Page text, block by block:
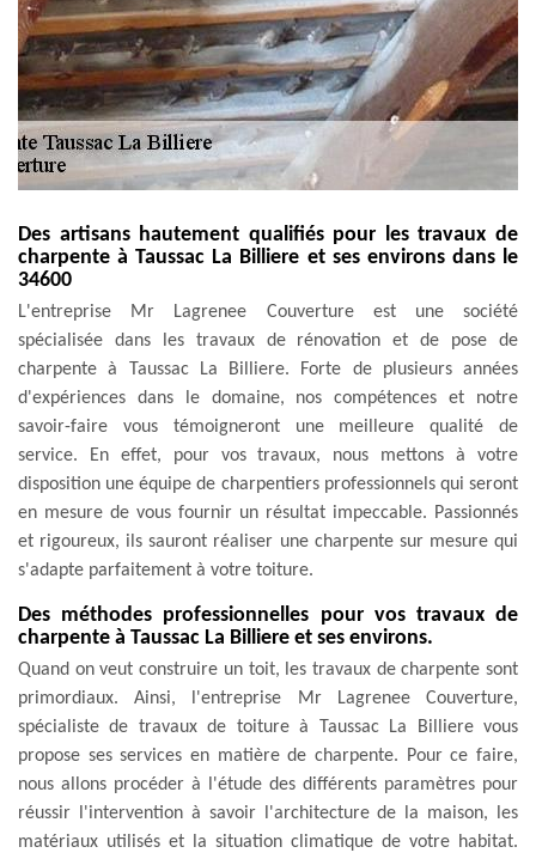
Des artisans hautement qualifiés pour les travaux de
charpente à Taussac La Billiere et ses environs dans le
34600
L'entreprise Mr Lagrenee Couverture est une société
spécialisée dans les travaux de rénovation et de pose de
charpente à Taussac La Billiere. Forte de plusieurs années
d'expériences dans le domaine, nos compétences et notre
savoir-faire vous témoigneront une meilleure qualité de
service. En effet, pour vos travaux, nous mettons à votre
disposition une équipe de charpentiers professionnels qui seront
en mesure de vous fournir un résultat impeccable. Passionnés
et rigoureux, ils sauront réaliser une charpente sur mesure qui
s'adapte parfaitement à votre toiture.
Des méthodes professionnelles pour vos travaux de
charpente à Taussac La Billiere et ses environs.
Quand on veut construire un toit, les travaux de charpente sont
primordiaux. Ainsi, l'entreprise Mr Lagrenee Couverture,
spécialiste de travaux de toiture à Taussac La Billiere vous
propose ses services en matière de charpente. Pour ce faire,
nous allons procéder à l'étude des différents paramètres pour
réussir l'intervention à savoir l'architecture de la maison, les
matériaux utilisés et la situation climatique de votre habitat.